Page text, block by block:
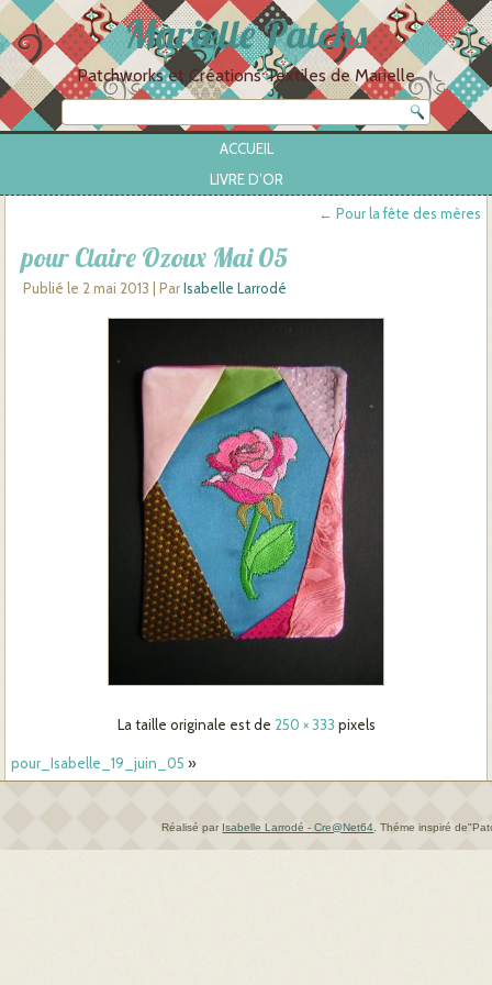
Marielle Patchs
Patchworks et Créations Textiles de Marielle
ACCUEIL
LIVRE D’OR
← Pour la fête des mères
pour Claire Ozoux Mai 05
Publié le 2 mai 2013 |Par Isabelle Larrodé
La taille originale est de 250 × 333 pixels
pour_Isabelle_19_juin_05 »
Réalisé par Isabelle Larrodé - Cre@Net64 Théme inspiré